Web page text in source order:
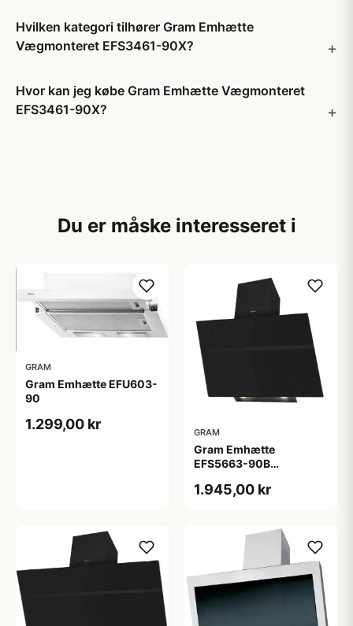
Hvilken kategori tilhører Gram Emhætte
Vægmonteret EFS3461-90X?
Hvor kan jeg købe Gram Emhætte Vægmonteret
EFS3461-90X?
Du er måske interesseret i
GRAM
Gram Emhætte EFU603-
90
1.299,00 kr
GRAM
Gram Emhætte
EFS5663-90B
1.945,00 kr